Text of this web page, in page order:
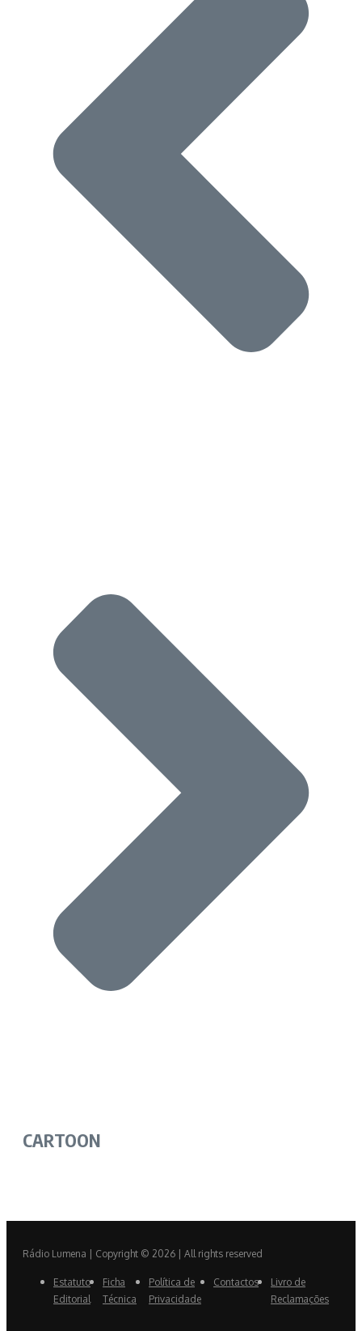
CARTOON
Rádio Lumena | Copyright © 2026 | All rights reserved
Estatuto
Editorial
Ficha
Técnica
Política de
Privacidade
Contactos
Livro de
Reclamações